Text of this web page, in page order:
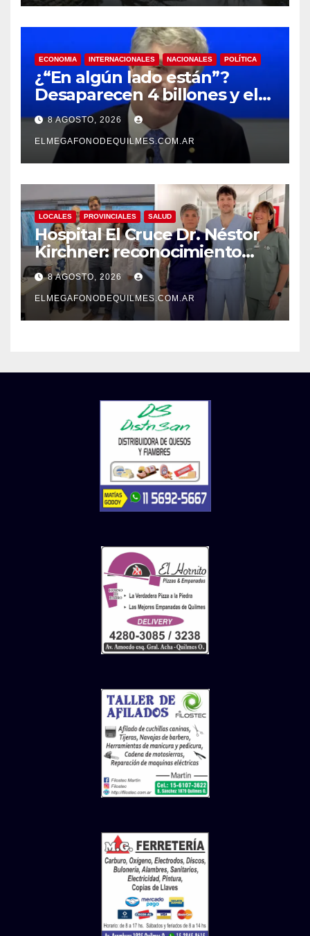
ECONOMIA INTERNACIONALES NACIONALES POLÍTICA
¿“En algún lado están”?
Desaparecen 4 billones y el
presidente del BCRA
responde con una risita
8 AGOSTO, 2026
ELMEGAFONODEQUILMES.COM.AR
LOCALES PROVINCIALES SALUD
Hospital El Cruce Dr. Néstor
Kirchner: reconocimiento
internacional a la calidad de
su atención
8 AGOSTO, 2026
ELMEGAFONODEQUILMES.COM.AR